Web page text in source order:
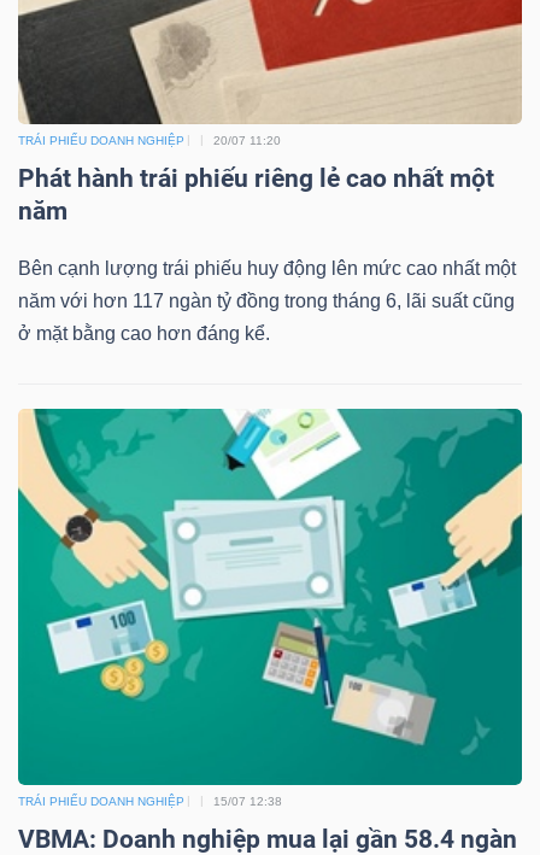
TRÁI PHIẾU DOANH NGHIỆP 20/07 11:20
Phát hành trái phiếu riêng lẻ cao nhất một
năm
Bên cạnh lượng trái phiếu huy động lên mức cao nhất một
năm với hơn 117 ngàn tỷ đồng trong tháng 6, lãi suất cũng
ở mặt bằng cao hơn đáng kể.
TRÁI PHIẾU DOANH NGHIỆP 15/07 12:38
VBMA: Doanh nghiệp mua lại gần 58.4 ngàn